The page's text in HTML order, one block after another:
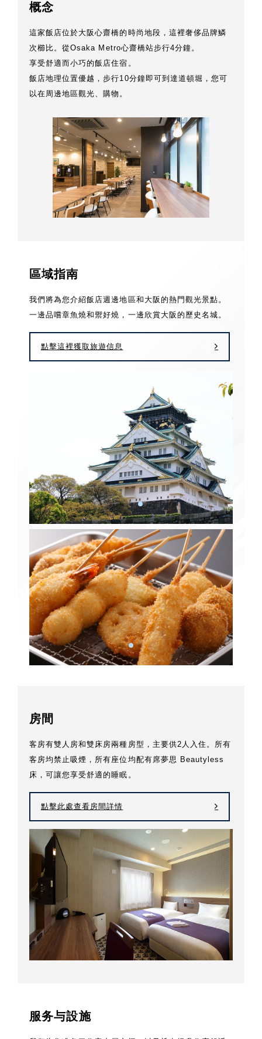
概念
這家飯店位於大阪心齋橋的時尚地段，這裡奢侈品牌鱗
次櫛比。從Osaka Metro心齋橋站步行4分鐘。
享受舒適而小巧的飯店住宿。
飯店地理位置優越，步行10分鐘即可到達道頓堀，您可
以在周邊地區觀光、購物。
區域指南
我們將為您介紹飯店週邊地區和大阪的熱門觀光景點。
一邊品嚐章魚燒和禦好燒，一邊欣賞大阪的歷史名城。
點擊這裡獲取旅遊信息
房間
客房有雙人房和雙床房兩種房型，主要供2人入住。所有
客房均禁止吸煙，所有座位均配有席夢思 Beautyless
床，可讓您享受舒適的睡眠。
點擊此處查看房間詳情
服务与設施